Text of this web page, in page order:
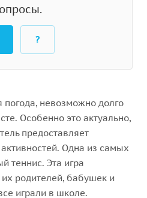
?
невозможно долго
Особенно это актуально,
предоставляет
Одна из самых
теннис. Эта игра
родителей, бабушек и
играли в школе.